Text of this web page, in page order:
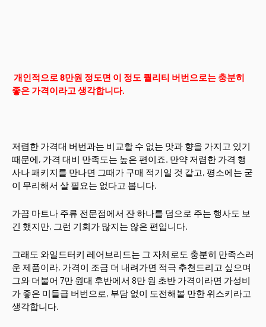
개인적으로 8만원 정도면 이 정도 퀄리티 버번으로는 충분히
좋은 가격이라고 생각합니다.
저렴한 가격대 버번과는 비교할 수 없는 맛과 향을 가지고 있기
때문에, 가격 대비 만족도는 높은 편이죠. 만약 저렴한 가격 행
사나 패키지를 만나면 그때가 구매 적기일 것 같고, 평소에는 굳
이 무리해서 살 필요는 없다고 봅니다.
가끔 마트나 주류 전문점에서 잔 하나를 덤으로 주는 행사도 보
긴 했지만, 그런 기회가 많지는 않은 편입니다.
그래도 와일드터키 레어브리드는 그 자체로도 충분히 만족스러
운 제품이라, 가격이 조금 더 내려가면 적극 추천드리고 싶으며
그와 더불어 7만 원대 후반에서 8만 원 초반 가격이라면 가성비
가 좋은 미들급 버번으로, 부담 없이 도전해볼 만한 위스키라고
생각합니다.